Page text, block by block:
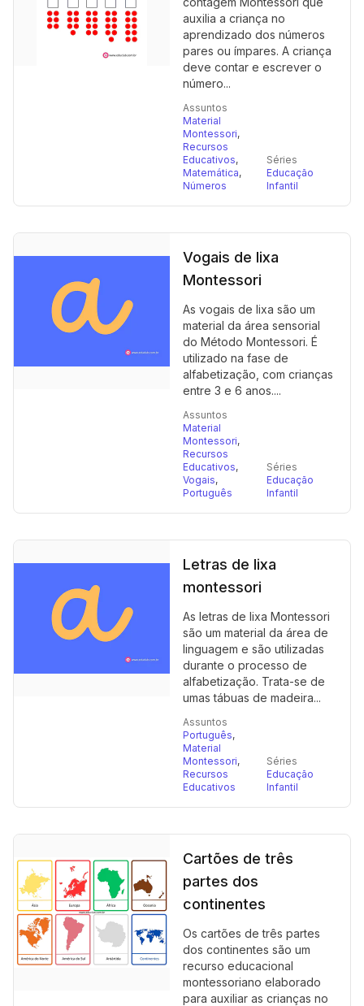
auxilia a criança no
aprendizado dos números
pares ou ímpares. A criança
deve contar e escrever o
número...
Assuntos
Material
Montessori,
Recursos
Educativos,
Matemática,
Números
Séries
Educação
Infantil
Vogais de lixa
Montessori
As vogais de lixa são um
material da área sensorial
do Método Montessori. É
utilizado na fase de
alfabetização, com crianças
entre 3 e 6 anos....
Assuntos
Material
Montessori,
Recursos
Educativos,
Vogais,
Português
Séries
Educação
Infantil
Letras de lixa
montessori
As letras de lixa Montessori
são um material da área de
linguagem e são utilizadas
durante o processo de
alfabetização. Trata-se de
umas tábuas de madeira...
Assuntos
Português,
Material
Montessori,
Recursos
Educativos
Séries
Educação
Infantil
Cartões de três
partes dos
continentes
Os cartões de três partes
dos continentes são um
recurso educacional
montessoriano elaborado
para auxiliar as crianças no